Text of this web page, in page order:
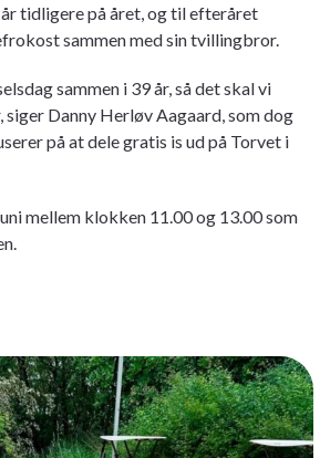
tidligere på året, og til efteråret
sammen med sin tvillingbror.
sammen i 39 år, så det skal vi
siger Danny Herløv Aagaard, som dog
på at dele gratis is ud på Torvet i
mellem klokken 11.00 og 13.00 som